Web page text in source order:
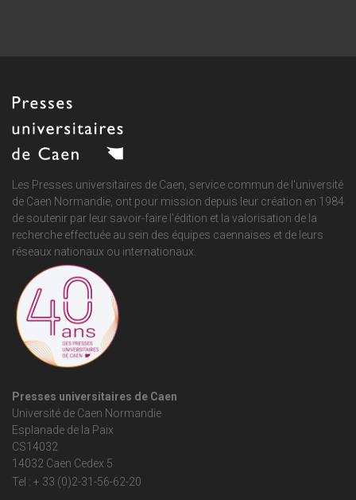
Les Presses universitaires de Caen, service commun de l'université
de Caen Normandie, ont pour mission depuis leur création en 1984
de soutenir par leur savoir-faire l'édition et la valorisation de la
recherche effectuée au sein des équipes caennaises et de leurs
réseaux nationaux ou internationaux.
Presses universitaires de Caen
Université de Caen Normandie
Esplanade de la Paix
CS14032
14032 Caen Cedex 5
Tel : + 33 (0)2-31-56-62-20